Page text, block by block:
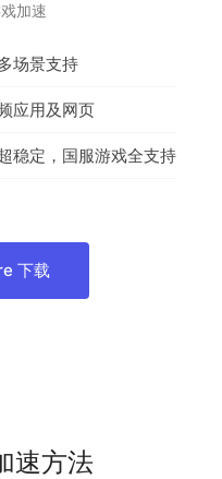
加速
场景支持
应用及网页
稳定，国服游戏全支持
下载
速方法